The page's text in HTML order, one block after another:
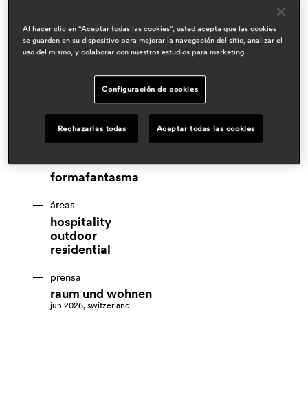
diseñadores
formafantasma
áreas
hospitality
outdoor
residential
prensa
raum und wohnen
jun 2026, switzerland
Al hacer clic en “Aceptar todas las cookies”, usted acepta que las cookies
se guarden en su dispositivo para mejorar la navegación del sitio, analizar el
uso del mismo, y colaborar con nuestros estudios para marketing.
Configuración de cookies
Rechazarlas todas Aceptar todas las cookies